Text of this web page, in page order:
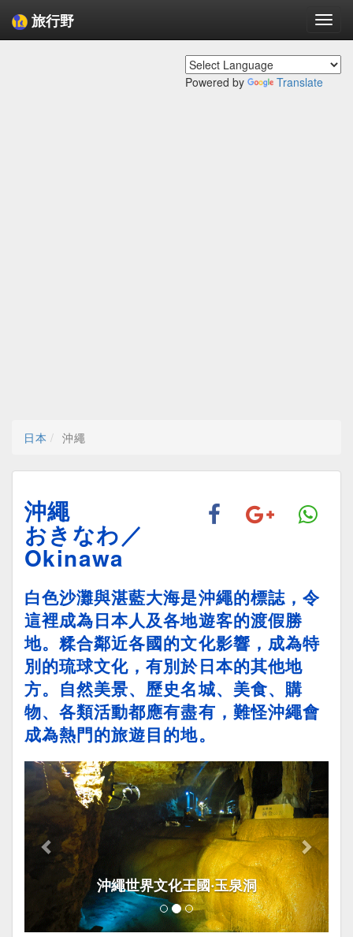
旅行野
Powered by Translate
日本 沖繩
沖繩
おきなわ／
Okinawa
白色沙灘與湛藍大海是沖繩的標誌，令
這裡成為日本人及各地遊客的渡假勝
地。糅合鄰近各國的文化影響，成為特
別的琉球文化，有別於日本的其他地
方。自然美景、歷史名城、美食、購
物、各類活動都應有盡有，難怪沖繩會
成為熱門的旅遊目的地。
沖繩世界文化王國‧玉泉洞
上
一
頁
下
一
頁